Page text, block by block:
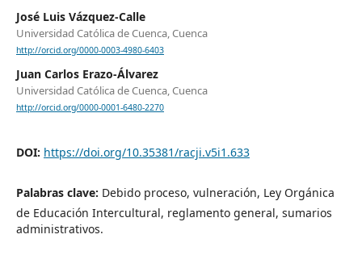
José Luis Vázquez-Calle
Universidad Católica de Cuenca, Cuenca
http://orcid.org/0000-0003-4980-6403
Juan Carlos Erazo-Álvarez
Universidad Católica de Cuenca, Cuenca
http://orcid.org/0000-0001-6480-2270
DOI: https://doi.org/10.35381/racji.v5i1.633
Palabras clave: Debido proceso, vulneración, Ley Orgánica
de Educación Intercultural, reglamento general, sumarios
administrativos.